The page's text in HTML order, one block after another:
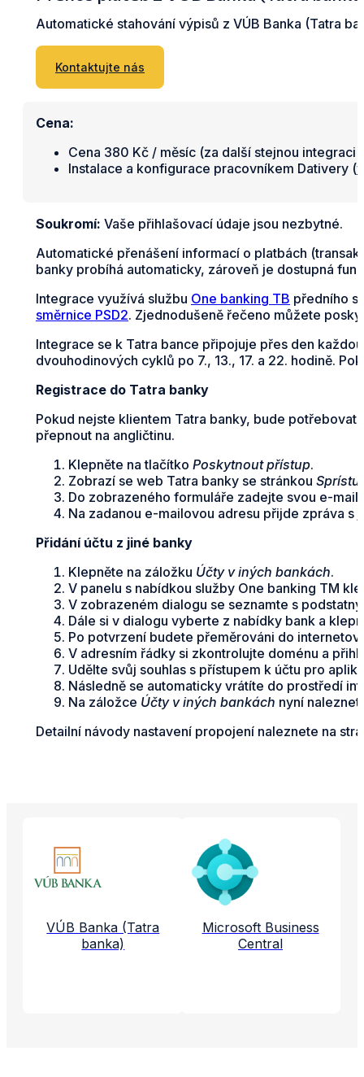
Automatické stahování výpisů z VÚB Banka (Tatra
Kontaktujte nás
Cena:
Cena 380 Kč / měsíc (za další stejnou integraci
Instalace a konfigurace pracovníkem Dativery (
Soukromí: Vaše přihlašovací údaje jsou nezbytné.
Automatické přenášení informací o platbách
banky probíhá automaticky, zároveň je dostupná
Integrace využívá službu One banking TB předního
směrnice PSD2. Zjednodušeně řečeno můžete
Integrace se k Tatra bance připojuje přes den
dvouhodinových cyklů po 7., 13., 17. a 22. hodině.
Registrace do Tatra banky
Pokud nejste klientem Tatra banky, bude
přepnout na angličtinu.
Klepněte na tlačítko Poskytnout přístup.
Zobrazí se web Tatra banky se stránkou
Do zobrazeného formuláře zadejte svou e-
Na zadanou e-mailovou adresu přijde zpráva
Přidání účtu z jiné banky
Klepněte na záložku Účty v iných bankách.
V panelu s nabídkou služby One banking TM
V zobrazeném dialogu se seznamte s
Dále si v dialogu vyberte z nabídky bank a
Po potvrzení budete přeměrováni do
V adresním řádky si zkontrolujte doménu a
Udělte svůj souhlas s přístupem k účtu pro
Následně se automaticky vrátíte do prostředí
Na záložce Účty v iných bankách nyní
Detailní návody nastavení propojení naleznete na
Propojené aplikace a služby
VÚB Banka (Tatra
banka)
Microsoft Business
Central